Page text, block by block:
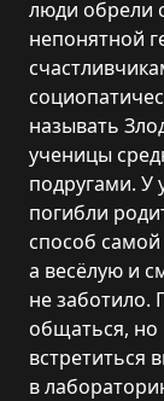
люди обрели
непонятной
называть
ученицы
подругами. У
погибли
способ
а весёлую и
не заботило.
общаться, но
встретиться
в